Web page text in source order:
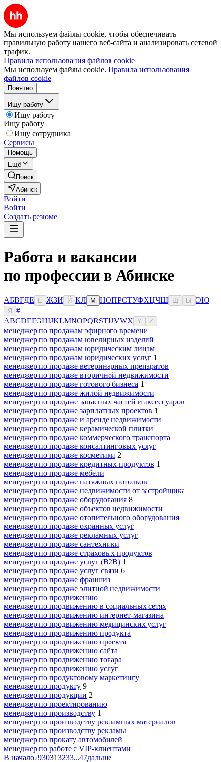
Мы используем файлы cookie, чтобы обеспечивать
правильную работу нашего веб-сайта и анализировать сетевой
трафик.
Правила использования файлов cookie
Мы используем файлы cookie. Правила использования
файлов cookie
Понятно
Ищу работу
Ищу работу
Ищу работу
Ищу сотрудника
Сервисы
Помощь
Ещё
Поиск
Абинск
Войти
Войти
Создать резюме
Работа и вакансии
по профессии в Абинске
АБВГДЕ Ё ЖЗИ Й КЛ М НОПРСТУФХЦЧШ Ы ЭЮ
Я
#
ABCDEFGHIJKLMNOPQRSTUVWX Y Z
менеджер по продажам эфирного времени
менеджер по продажам ювелирных изделий
менеджер по продажам юридическим лицам
менеджер по продажам юридических услуг 1
менеджер по продаже ветеринарных препаратов
менеджер по продаже вторичной недвижимости
менеджер по продаже готового бизнеса 1
менеджер по продаже жилой недвижимости
менеджер по продаже запасных частей и аксессуаров
менеджер по продаже зарплатных проектов 1
менеджер по продаже и аренде недвижимости
менеджер по продаже керамической плитки
менеджер по продаже коммерческого транспорта
менеджер по продаже консалтинговых услуг
менеджер по продаже косметики 2
менеджер по продаже кредитных продуктов 1
менеджер по продаже мебели
менеджер по продаже натяжных потолков
менеджер по продаже недвижимости от застройщика
менеджер по продаже оборудования 8
менеджер по продаже объектов недвижимости
менеджер по продаже отопительного оборудования
менеджер по продаже охранных услуг
менеджер по продаже рекламных услуг
менеджер по продаже сантехники
менеджер по продаже страховых продуктов
менеджер по продаже услуг (B2B) 1
менеджер по продаже услуг связи 6
менеджер по продаже франшиз
менеджер по продаже элитной недвижимости
менеджер по продвижению
менеджер по продвижению в социальных сетях
менеджер по продвижению интернет-магазина
менеджер по продвижению медицинских услуг
менеджер по продвижению продукта
менеджер по продвижению проекта
менеджер по продвижению сайта
менеджер по продвижению товара
менеджер по продвижению услуг
менеджер по продуктовому маркетингу
менеджер по продукту 9
менеджер по продукции 2
менеджер по проектированию
менеджер по производству 1
менеджер по производству рекламных материалов
менеджер по производству рекламы
менеджер по прокату автомобилей
менеджер по работе с VIP-клиентами
В начало2930313233...47дальше